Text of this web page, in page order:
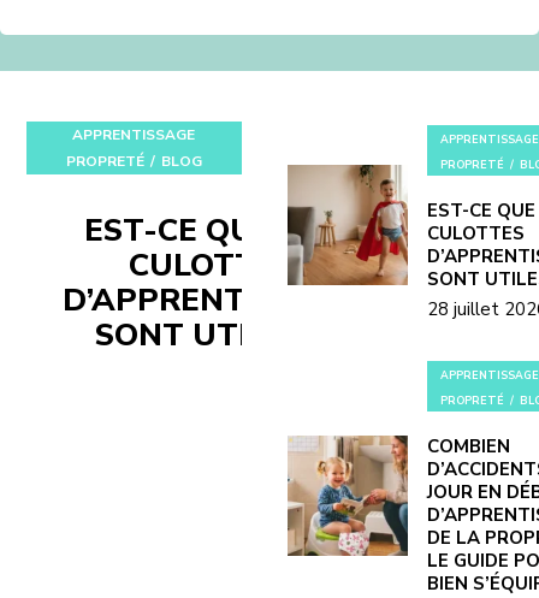
APPRENTISSAGE
PROPRETÉ
BLOG
EST-CE QUE LES
CULOTTES
D’APPRENTISSAGE
SONT UTILES ?
APPRENTISSAGE
PROPRETÉ
EST-CE
CULOTTES
SONT
28 juillet
APPRENTISSAGE
PROPRETÉ
COMBIEN
JOUR EN
DE LA
LE GUIDE
BIEN